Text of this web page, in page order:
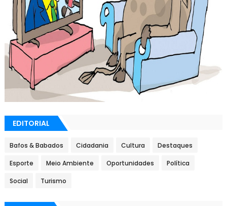
EDITORIAL
Bafos & Babados Cidadania Cultura Destaques
Esporte Meio Ambiente Oportunidades Política
Social Turismo